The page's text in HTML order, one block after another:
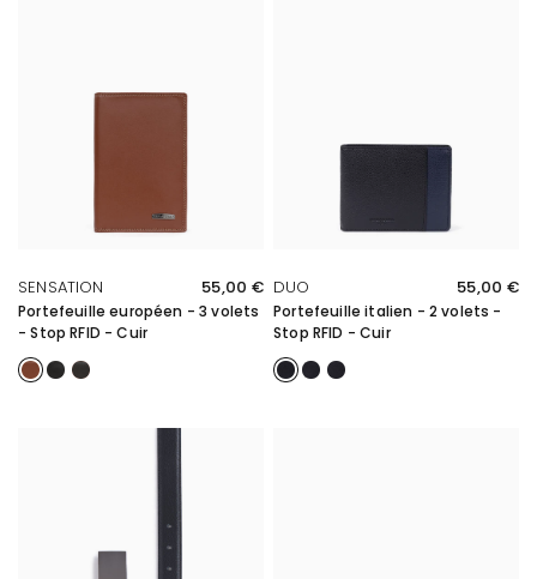
SENSATION 55,00 €
Portefeuille européen - 3 volets
- Stop RFID - Cuir
Cognac
NoirMarron foncé
DUO 55,00 €
Portefeuille italien - 2 volets -
Stop RFID - Cuir
Noir/Marine
NoirNoir/Taupe